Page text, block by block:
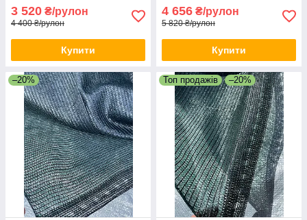
3 520 ₴/рулон
4 400 ₴/рулон
Купити
4 656 ₴/рулон
5 820 ₴/рулон
Купити
–20% Топ продажів –20%